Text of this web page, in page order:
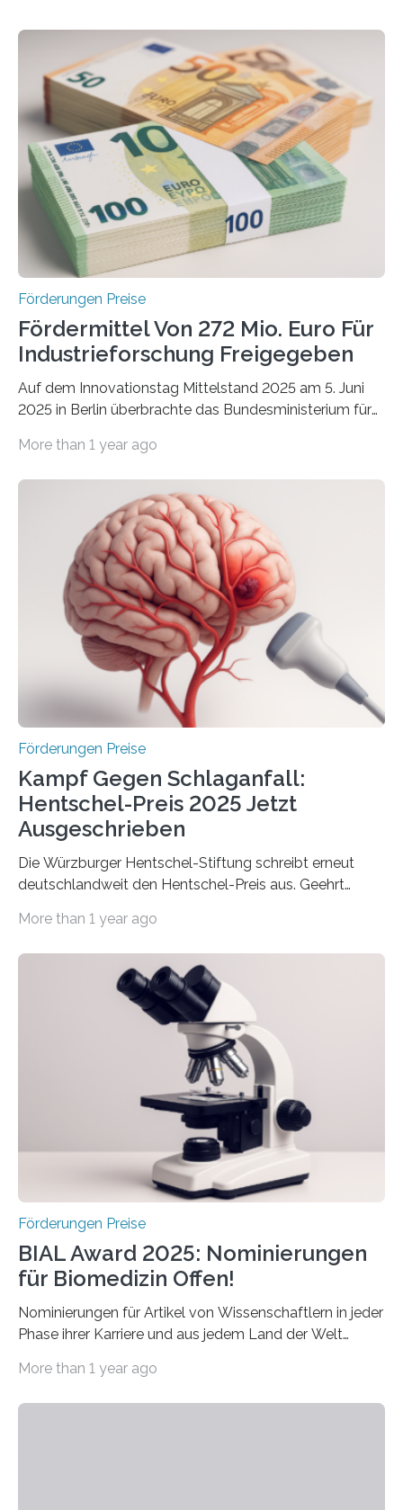
Förderungen Preise
Fördermittel Von 272 Mio. Euro Für
Industrieforschung Freigegeben
Auf dem Innovationstag Mittelstand 2025 am 5. Juni
2025 in Berlin überbrachte das Bundesministerium für
Überplanmäßige Verpflichtungsermächtigungen in
Woche vom Haushaltsausschuss freigegeben – unter
anderem zur Unterstützung der
Industrieforschungsprogramme Industrielle
Gemeinschaftsforschung (IGF), Zentrales
Innovationsprogramm Mittelstand (ZIM) und
Innovationskompetenz INNO-KOM. Auf dem
Innovationstag Mittelstand 2025 am 5. Juni 2025 in
Berlin überbrachte das Bundesministerium für
Wirtschaft und Energie eine gute Nachricht:
Überplanmäßige Verpflichtungsermächtigungen in
More than 1 year ago
Förderungen Preise
Kampf Gegen Schlaganfall:
Hentschel-Preis 2025 Jetzt
Ausgeschrieben
Die Würzburger Hentschel-Stiftung schreibt erneut
deutschlandweit den Hentschel-Preis aus. Geehrt
hochrangige wissenschaftliche Publikation zum Thema
Schlaganfall“ mit Sitz in Würzburg fördert die
Schlaganfallforschung, um die Behandlung der
Betroffenen zu verbessern. Dazu schreibt sie auch in
diesem Jahr wieder deutschlandweit den Hentschel-
Preis aus. Er richtet sich gezielt an jüngere
Forscherinnen und Forscher unter 40 Jahren. Geehrt
werden soll eine herausragende Doktorarbeit oder eine
hochrangige wissenschaftliche Publikation zum Thema
More than 1 year ago
Förderungen Preise
BIAL Award 2025: Nominierungen
für Biomedizin Offen!
Nominierungen für Artikel von Wissenschaftlern in jeder
Phase ihrer Karriere und aus jedem Land der Welt
Leben gerufen, um die bemerkenswertesten
More than 1 year ago